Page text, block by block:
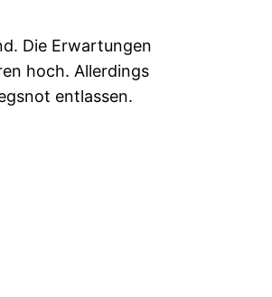
Die Erwartungen
hoch. Allerdings
entlassen.